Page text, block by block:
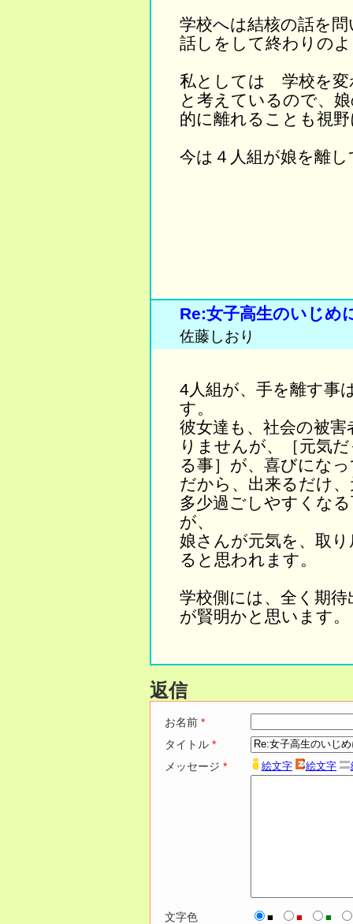
学校へは結核の話を
話しをして終わりの
私としては 学校を変
と考えているので、
的に離れることも視
今は４人組が娘を離
Re:女子高生のいじめ
佐藤しおり
4人組が、手を離す事
す。
彼女達も、社会の被
りませんが、［元気
る事］が、喜びにな
だから、出来るだけ
多少過ごしやすくな
が、
娘さんが元気を、取
ると思われます。
学校側には、全く期
が賢明かと思います。
返信
お名前 *
タイトル *
メッセージ * 絵文字 絵文字
文字色 ■ ■ ■